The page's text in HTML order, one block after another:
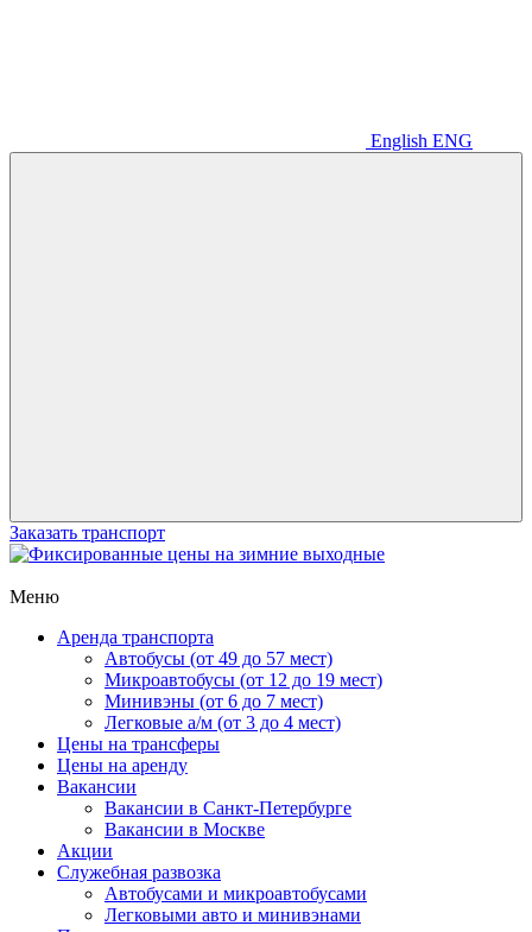
English ENG
Заказать транспорт
Меню
Аренда транспорта
Автобусы (от 49 до 57 мест)
Микроавтобусы (от 12 до 19 мест)
Минивэны (от 6 до 7 мест)
Легковые а/м (от 3 до 4 мест)
Цены на трансферы
Цены на аренду
Вакансии
Вакансии в Санкт-Петербурге
Вакансии в Москве
Акции
Служебная развозка
Автобусами и микроавтобусами
Легковыми авто и минивэнами